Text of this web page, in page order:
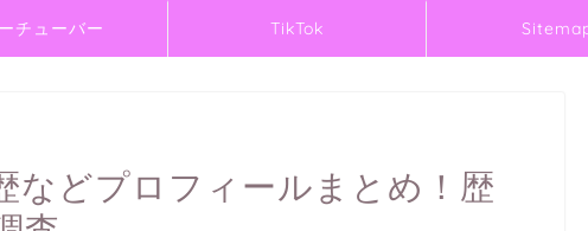
チューバー TikTok
などプロフィールまとめ！歴